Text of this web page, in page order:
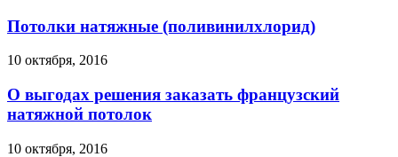
Потолки натяжные (поливинилхлорид)
10 октября, 2016
О выгодах решения заказать французский
натяжной потолок
10 октября, 2016